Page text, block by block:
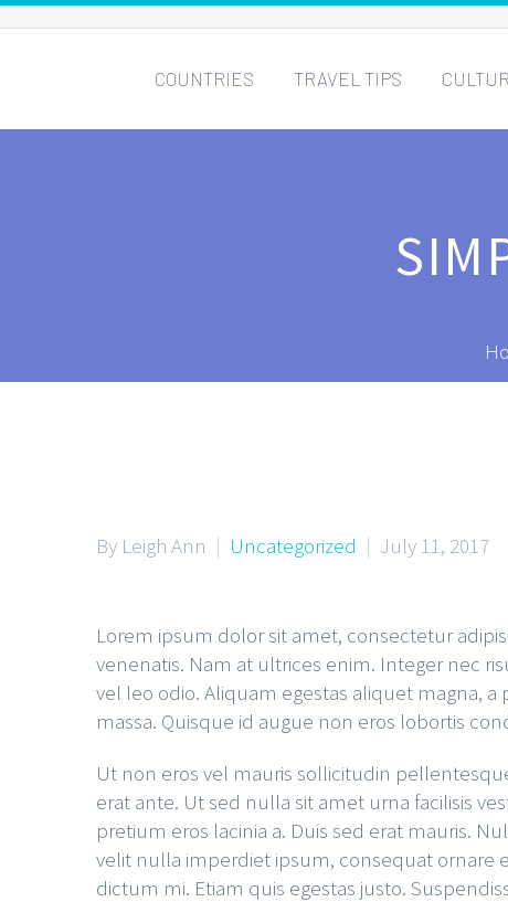
COUNTRIES TRAVEL TIPS
By Leigh Ann Uncategorized July 11, 2017
Lorem ipsum dolor sit amet, consectetur
venenatis. Nam at ultrices enim. Integer nec
vel leo odio. Aliquam egestas aliquet magna,
massa. Quisque id augue non eros lobortis
Ut non eros vel mauris sollicitudin
erat ante. Ut sed nulla sit amet urna facilisis
pretium eros lacinia a. Duis sed erat mauris.
velit nulla imperdiet ipsum, consequat ornare
dictum mi. Etiam quis egestas justo.